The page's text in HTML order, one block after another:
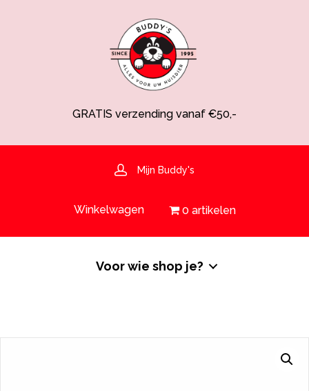
GRATIS verzending vanaf €50,-
Spaarsysteem voor korting!
GRATIS bezorging in de regio
Mijn Buddy's
Winkelwagen 0 artikelen
Voor wie shop je?